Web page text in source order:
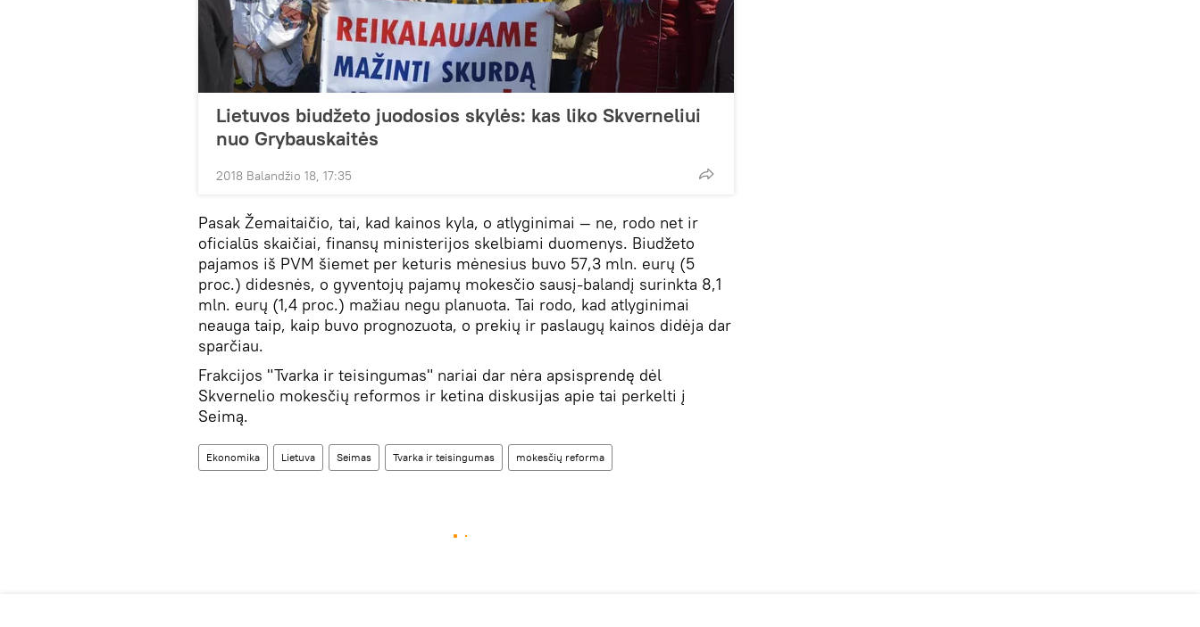
Lietuvos biudžeto juodosios skylės: kas liko Skverneliui
nuo Grybauskaitės
2018 Balandžio 18, 17:35
Pasak Žemaitaičio, tai, kad kainos kyla, o atlyginimai — ne, rodo net ir
oficialūs skaičiai, finansų ministerijos skelbiami duomenys. Biudžeto
pajamos iš PVM šiemet per keturis mėnesius buvo 57,3 mln. eurų (5
proc.) didesnės, o gyventojų pajamų mokesčio sausį-balandį surinkta 8,1
mln. eurų (1,4 proc.) mažiau negu planuota. Tai rodo, kad atlyginimai
neauga taip, kaip buvo prognozuota, o prekių ir paslaugų kainos didėja dar
sparčiau.
Frakcijos "Tvarka ir teisingumas" nariai dar nėra apsisprendę dėl
Skvernelio mokesčių reformos ir ketina diskusijas apie tai perkelti į
Seimą.
Ekonomika Lietuva Seimas Tvarka ir teisingumas mokesčių reforma